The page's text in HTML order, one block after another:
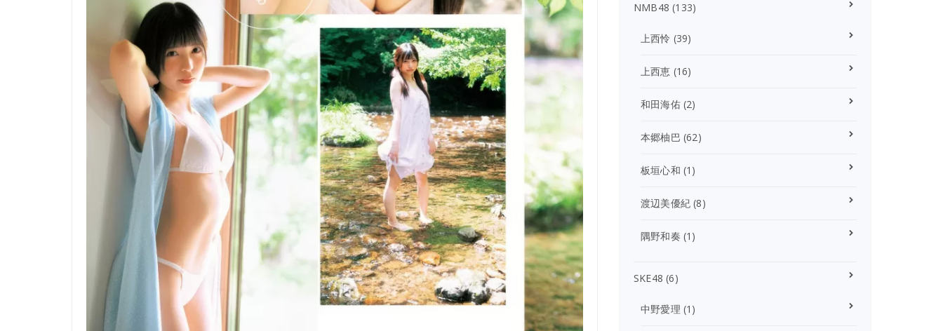
NMB48 (133)
上西怜 (39)
上西恵 (16)
和田海佑(2)
本郷柚巴 (62)
板垣心和 (1)
渡辺美優紀 (8)
隅野和奏 (1)
SKE48 (6)
中野愛理 (1)